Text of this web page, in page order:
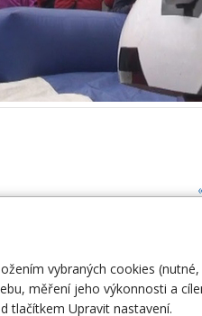
potřebovat.
se snažíme vše zajistit v
vybraných cookies
měření jeho výkonnosti a
tlačítkem Upravit nastavení.